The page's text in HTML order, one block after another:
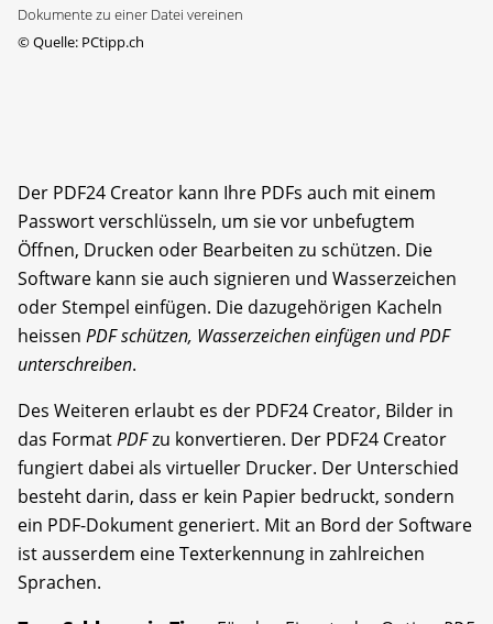
Dokumente zu einer Datei vereinen
©Quelle: PCtipp.ch
Der PDF24 Creator kann Ihre PDFs auch mit einem
Passwort verschlüsseln, um sie vor unbefugtem
Öffnen, Drucken oder Bearbeiten zu schützen. Die
Software kann sie auch signieren und Wasserzeichen
oder Stempel einfügen. Die dazugehörigen Kacheln
heissen PDF schützen, Wasserzeichen einfügen und PDF
unterschreiben.
Des Weiteren erlaubt es der PDF24 Creator, Bilder in
das FormatPDFzu konvertieren. Der PDF24 Creator
fungiert dabei als virtueller Drucker. Der Unterschied
besteht darin, dass er kein Papier bedruckt, sondern
ein PDF-Dokument generiert. Mit an Bord der Software
ist ausserdem eine Texterkennung in zahlreichen
Sprachen.